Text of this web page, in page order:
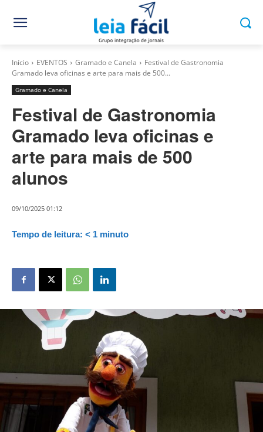
Início EVENTOS Gramado e Canela
Festival de Gastronomia
Gramado leva oficinas e arte para mais de 500...
Gramado e Canela
Festival de Gastronomia
Gramado leva oficinas e
arte para mais de 500
alunos
09/10/2025 01:12
Tempo de leitura: < 1 minuto